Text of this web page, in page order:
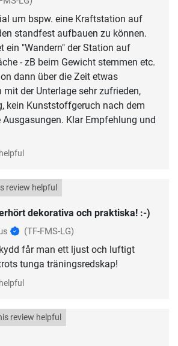
um bspw. eine Kraftstation auf
standfest aufbauen zu können.
ein "Wandern" der Station auf
- zB beim Gewicht stemmen etc.
dann über die Zeit etwas
mit der Unterlage sehr zufrieden,
kein Kunststoffgeruch nach dem
Ausgasungen. Klar Empfehlung und
dekorativa och praktiska! :-)
review helpful
(TF-FMS-LG)
får man ett ljust och luftigt
tunga träningsredskap!
review helpful